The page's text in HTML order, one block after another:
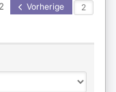
Vorherige